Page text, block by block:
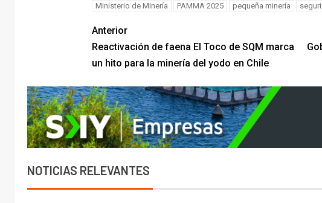
Ministerio de Minería
PAMMA 2025 pequeña minería
Anterior
Reactivación de faena El Toco de SQM marca
un hito para la minería del yodo en Chile
NOTICIAS RELEVANTES